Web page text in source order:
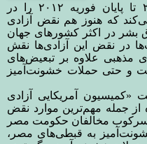
این گزارش که دوره آوریل ۲۰۱۱ تا پایان فوریه ۲۰۱۲ را در
که هنوز هم نقض آزادی
بشر در اکثر کشورهای جهان
در نقض این آزادی‌ها نقش
مذهبی علاوه بر تبعیض‌های
و حتی حملات خشونت‌آمیز
آمریکایی آزادی
از جمله مهم‌ترین موارد نقض
سرکوب مخالفان حکومت مصر
به قبطی‌های مصر،